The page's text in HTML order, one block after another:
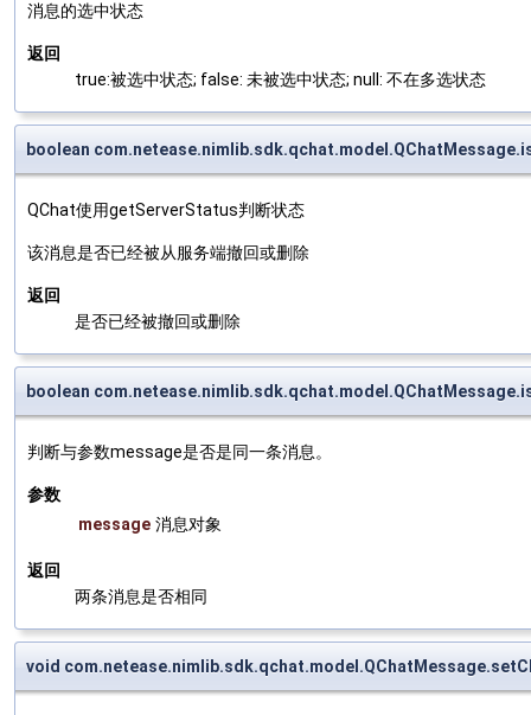
消息的选中状态
返回
true:被选中状态; false: 未被选中状态; null: 不在多选状态
boolean
QChat使用getServerStatus判断状态
该消息是否已经被从服务端撤回或删除
返回
是否已经被撤回或删除
boolean
判断与参数message是否是同一条消息。
参数
message 消息对象
返回
两条消息是否相同
void